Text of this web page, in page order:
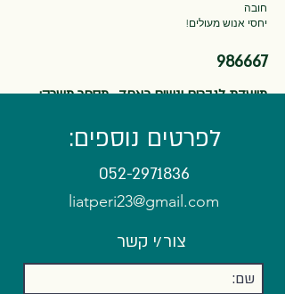
חובה
יחסי אנוש מעולים!
986667
מיועדת לגברים ונשים כאחד. מספר משרה:
לפרטים נוספים:
052-2971836
liatperi23@gmail.com
צור/י קשר